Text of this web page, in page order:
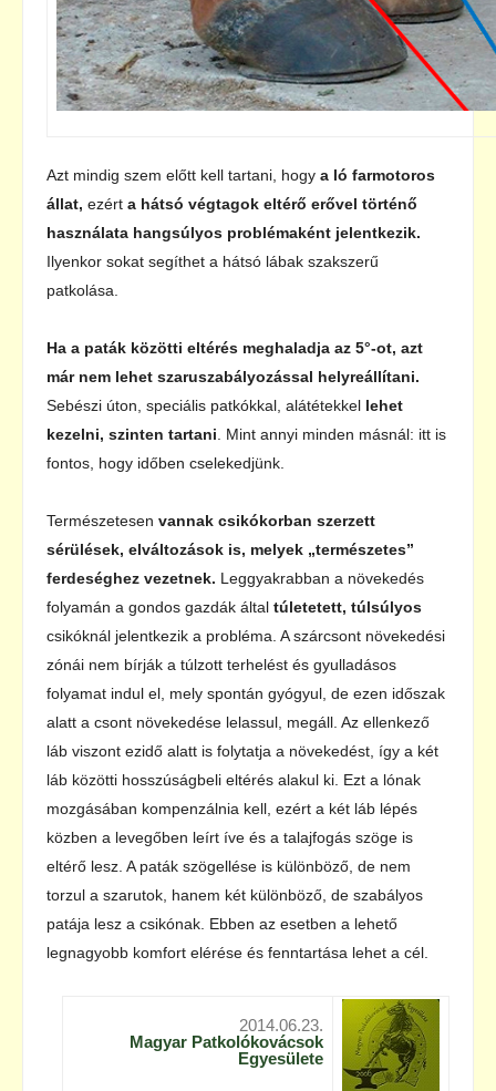
Azt mindig szem előtt kell tartani, hogy a ló farmotoros
állat, ezért a hátsó végtagok eltérő erővel történő
használata hangsúlyos problémaként jelentkezik.
Ilyenkor sokat segíthet a hátsó lábak szakszerű
patkolása.
Ha a paták közötti eltérés meghaladja az 5°-ot, azt
már nem lehet szaruszabályozással helyreállítani.
Sebészi úton, speciális patkókkal, alátétekkel lehet
kezelni, szinten tartani . Mint annyi minden másnál: itt is
fontos, hogy időben cselekedjünk.
Természetesen vannak csikókorban szerzett
sérülések, elváltozások is, melyek „természetes”
ferdeséghez vezetnek. Leggyakrabban a növekedés
folyamán a gondos gazdák által túletetett, túlsúlyos
csikóknál jelentkezik a probléma. A szárcsont növekedési
zónái nem bírják a túlzott terhelést és gyulladásos
folyamat indul el, mely spontán gyógyul, de ezen időszak
alatt a csont növekedése lelassul, megáll. Az ellenkező
láb viszont ezidő alatt is folytatja a növekedést, így a két
láb közötti hosszúságbeli eltérés alakul ki. Ezt a lónak
mozgásában kompenzálnia kell, ezért a két láb lépés
közben a levegőben leírt íve és a talajfogás szöge is
eltérő lesz. A paták szögellése is különböző, de nem
torzul a szarutok, hanem két különböző, de szabályos
patája lesz a csikónak. Ebben az esetben a lehető
legnagyobb komfort elérése és fenntartása lehet a cél.
2014.06.23.
Magyar Patkolókovácsok
Egyesülete